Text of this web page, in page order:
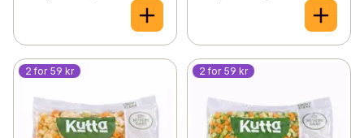
2 for 59 kr 2 for 59 kr